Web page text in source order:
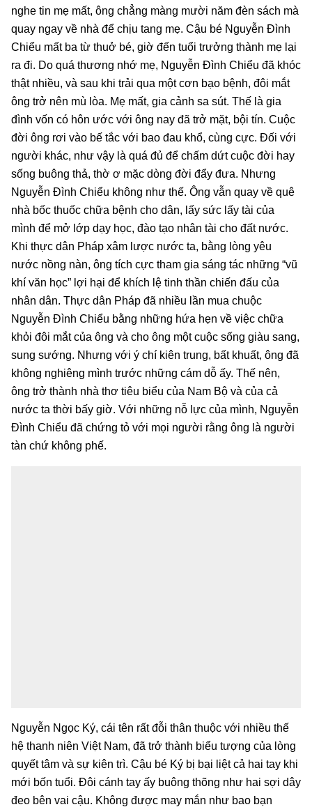
nghe tin mẹ mất, ông chẳng màng mười năm đèn sách mà
quay ngay về nhà để chịu tang mẹ. Cậu bé Nguyễn Đình
Chiểu mất ba từ thuở bé, giờ đến tuổi trưởng thành mẹ lại
ra đi. Do quá thương nhớ mẹ, Nguyễn Đình Chiểu đã khóc
thật nhiều, và sau khi trải qua một cơn bạo bệnh, đôi mắt
ông trở nên mù lòa. Mẹ mất, gia cảnh sa sút. Thế là gia
đình vốn có hôn ước với ông nay đã trở mặt, bội tín. Cuộc
đời ông rơi vào bế tắc với bao đau khổ, cùng cực. Đối với
người khác, như vậy là quá đủ để chấm dứt cuộc đời hay
sống buông thả, thờ ơ mặc dòng đời đẩy đưa. Nhưng
Nguyễn Đình Chiểu không như thế. Ông vẫn quay về quê
nhà bốc thuốc chữa bệnh cho dân, lấy sức lấy tài của
mình để mở lớp dạy học, đào tạo nhân tài cho đất nước.
Khi thực dân Pháp xâm lược nước ta, bằng lòng yêu
nước nồng nàn, ông tích cực tham gia sáng tác những “vũ
khí văn học” lợi hại để khích lệ tinh thần chiến đấu của
nhân dân. Thực dân Pháp đã nhiều lần mua chuộc
Nguyễn Đình Chiểu bằng những hứa hẹn về việc chữa
khỏi đôi mắt của ông và cho ông một cuộc sống giàu sang,
sung sướng. Nhưng với ý chí kiên trung, bất khuất, ông đã
không nghiêng mình trước những cám dỗ ấy. Thế nên,
ông trở thành nhà thơ tiêu biểu của Nam Bộ và của cả
nước ta thời bấy giờ. Với những nỗ lực của mình, Nguyễn
Đình Chiểu đã chứng tỏ với mọi người rằng ông là người
tàn chứ không phế.
Nguyễn Ngọc Ký, cái tên rất đỗi thân thuộc với nhiều thế
hệ thanh niên Việt Nam, đã trở thành biểu tượng của lòng
quyết tâm và sự kiên trì. Cậu bé Ký bị bại liệt cả hai tay khi
mới bốn tuổi. Đôi cánh tay ấy buông thõng như hai sợi dây
đeo bên vai cậu. Không được may mắn như bao bạn